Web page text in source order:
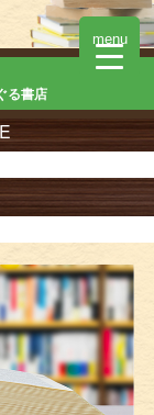
る書店
menu